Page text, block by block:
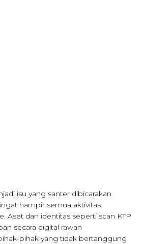
isu yang santer dibicarakan
hampir semua aktivitas
Aset dan identitas seperti scan KTP
secara digital rawan
pihak yang tidak bertanggung